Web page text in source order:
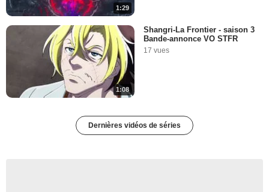
1:29
1:08
Shangri-La Frontier - saison 3
Bande-annonce VO STFR
17 vues
Dernières vidéos de séries